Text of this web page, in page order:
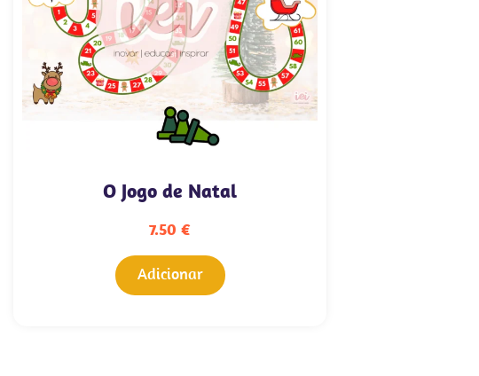
O Jogo de Natal
7.50€
Adicionar